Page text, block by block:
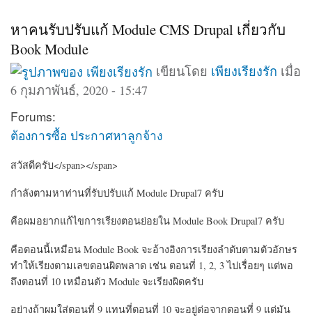
หาคนรับปรับแก้ Module CMS Drupal เกี่ยวกับ
Book Module
เขียนโดย เพียงเรียงรัก เมื่อ
6 กุมภาพันธ์, 2020 - 15:47
Forums:
ต้องการซื้อ ประกาศหาลูกจ้าง
สวัสดีครับ</span></span>
กำลังตามหาท่านที่รับปรับแก้ Module Drupal7 ครับ
คือผมอยากแก้ไขการเรียงตอนย่อยใน Module Book Drupal7 ครับ
คือตอนนี้เหมือน Module Book จะอ้างอิงการเรียงลำดับตามตัวอักษร
ทำให้เรียงตามเลขตอนผิดพลาด เช่น ตอนที่ 1, 2, 3 ไปเรื่อยๆ แต่พอ
ถึงตอนที่ 10 เหมือนตัว Module จะเรียงผิดครับ
อย่างถ้าผมใส่ตอนที่ 9 แทนที่ตอนที่ 10 จะอยู่ต่อจากตอนที่ 9 แต่มัน